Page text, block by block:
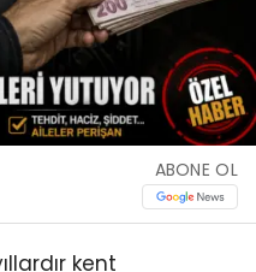
ABONE OL
kent